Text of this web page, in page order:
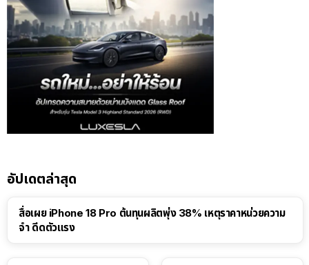
อัปเดตล่าสุด
สื่อเผย iPhone 18 Pro ต้นทุนผลิตพุ่ง 38% เหตุราคาหน่วยความ
จำ ดีดตัวแรง